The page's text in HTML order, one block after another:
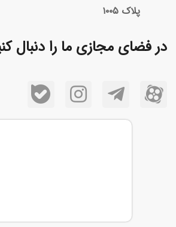
پلاک ۱۰۰۵
در فضای مجازی ما را دنبال